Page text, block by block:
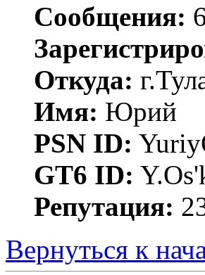
Сообщения:
Откуда:
Имя: Юрий
PSN ID:
GT6 ID:
Репутация:
Вернуться к